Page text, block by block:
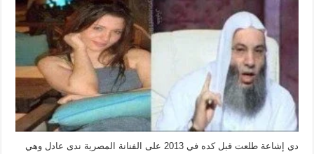
دي إشاعة طلعت قبل كده في 2013 على الفنانة المصرية ندى عادل وهي